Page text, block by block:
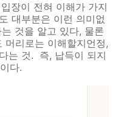
장이 전혀 이해가 가지
대부분은 이런 의미없
것을 알고 있다, 물론
리로는 이해할지언정,
는 것. 즉, 납득이 되지
다.